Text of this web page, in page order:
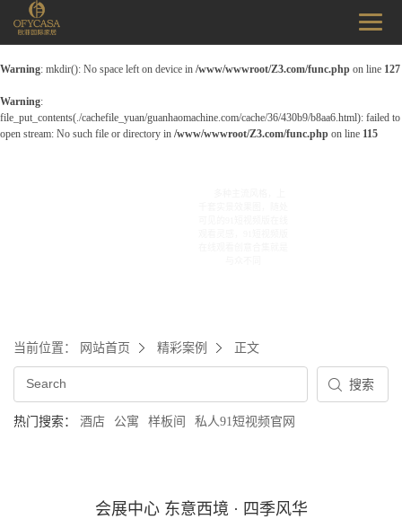
Warning: mkdir(): No space left on device in /www/wwwroot/Z3.com/func.php on line 127
Warning:
file_put_contents(./cachefile_yuan/guanhaomachine.com/cache/36/430b9/b8aa6.html): failed to
open stream: No such file or directory in /www/wwwroot/Z3.com/func.php on line 115
当前位置： 网站首页 精彩案例 正文
热门搜索： 酒店 公寓 样板间 私人91短视频官网
会展中心 东意西境 · 四季风华